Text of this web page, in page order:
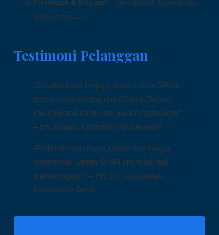
Pantauan & Rayuan – Jika ditolak, kami bantu
dengan rayuan.
Testimoni Pelanggan
“Syarikat kami berjaya dapat Lesen SPAN
dalam masa kurang dari 30 hari. Terima
kasih kerana bantu dari awal hingga akhir!”
– En. Azman, Kontraktor Air Selangor
“Perkhidmatan cepat, mesra dan sangat
profesional. Lesen SPAN kini tidak lagi
memeningkan.” – Pn. Siti, Usahawan
Infrastruktur Johor